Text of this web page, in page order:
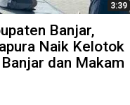
3:39
Banjar,
Naik Kelotok
dan Makam